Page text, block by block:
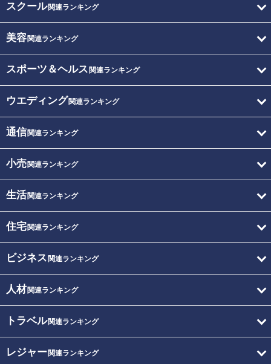
スクール関連ランキング
美容関連ランキング
スポーツ＆ヘルス 関連ランキング
ウエディング関連ランキング
通信関連ランキング
小売関連ランキング
生活関連ランキング
住宅関連ランキング
ビジネス 関連ランキング
人材関連ランキング
トラベル関連ランキング
レジャー関連ランキング